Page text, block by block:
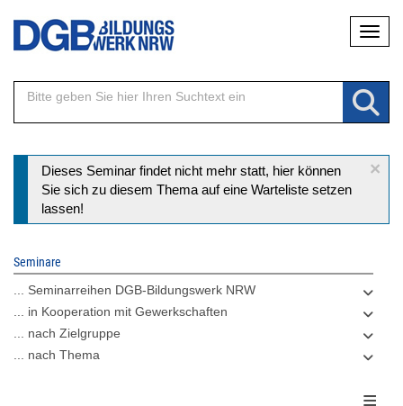
Direkt
Inhalt
×
Statusmeldung
Dieses Seminar findet nicht mehr statt, hier können
Sie sich zu diesem Thema auf eine Warteliste setzen
lassen!
Seminare
... Seminarreihen DGB-Bildungswerk NRW
... in Kooperation mit Gewerkschaften
... nach Zielgruppe
... nach Thema